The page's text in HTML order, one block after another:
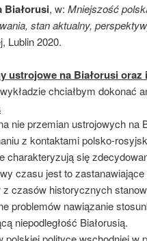
Białorusi, w: Mniejszość
stan aktualny,
Lublin 2020.
ustrojowe na Białorusi
chciałbym dokonać
nie przemian ustrojowych na
z kontaktami polsko-
charakteryzują się
czasu jest to
czasów historycznych
problemów nawiązanie
niepodległość Białorusią.